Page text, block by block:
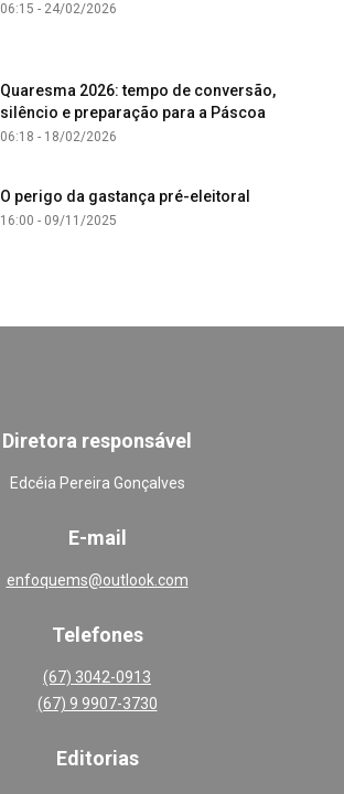
06:15 - 24/02/2026
Quaresma 2026: tempo de conversão,
silêncio e preparação para a Páscoa
06:18 - 18/02/2026
O perigo da gastança pré-eleitoral
16:00 - 09/11/2025
Diretora responsável
Edcéia Pereira Gonçalves
E-mail
enfoquems@outlook.com
Telefones
(67) 3042-0913
(67) 9 9907-3730
Editorias